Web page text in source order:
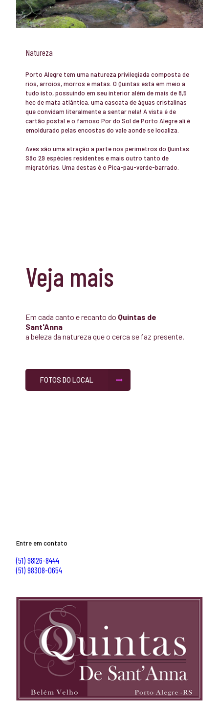
Natureza
Porto Alegre tem uma natureza privilegiada composta de
rios, arroios, morros e matas. O Quintas está em meio a
tudo isto, possuindo em seu interior além de mais de 8,5
hec de mata atlântica, uma cascata de águas cristalinas
que convidam literalmente a sentar nela! A vista é de
cartão postal e o famoso Por do Sol de Porto Alegre ali é
emoldurado pelas encostas do vale aonde se localiza.
Aves são uma atração a parte nos perímetros do Quintas.
São 29 espécies residentes e mais outro tanto de
migratórias. Uma destas é o Pica-pau-verde-barrado.
Veja mais
Em cada canto e recanto do Quintas de
Sant'Anna
a beleza da natureza que o cerca se faz presente.
FOTOS DO LOCAL
Entre em contato
(51) 98126-8444
(51) 98308-0654